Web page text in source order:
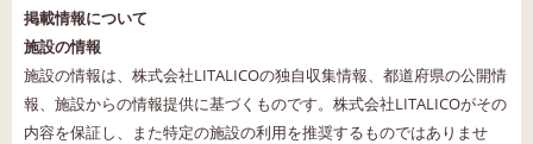
掲載情報について
施設の情報
施設の情報は、株式会社LITALICOの独自収集情報、都道府県の公開情
報、施設からの情報提供に基づくものです。株式会社LITALICOがその
内容を保証し、また特定の施設の利用を推奨するものではありませ